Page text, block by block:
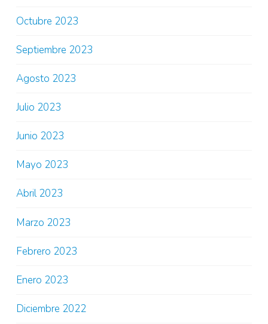
Octubre 2023
Septiembre 2023
Agosto 2023
Julio 2023
Junio 2023
Mayo 2023
Abril 2023
Marzo 2023
Febrero 2023
Enero 2023
Diciembre 2022